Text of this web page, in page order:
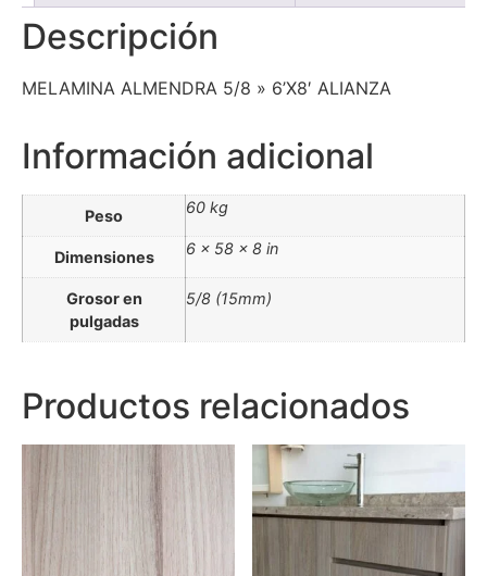
Descripción
MELAMINA ALMENDRA 5/8 » 6’X8′ ALIANZA
Información adicional
Peso 60 kg
Dimensiones 6 × 58 × 8 in
Grosor en
pulgadas
5/8 (15mm)
Productos relacionados